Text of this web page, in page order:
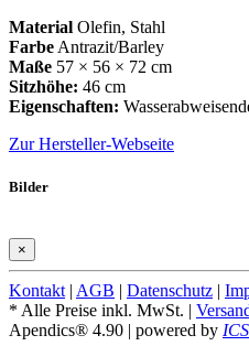
Material Olefin, Stahl
Farbe Antrazit/Barley
Maße 57 × 56 × 72 cm
Sitzhöhe: 46 cm
Eigenschaften:
Zur Hersteller-Webseite
Bilder
×
Kontakt | AGB | Datenschutz |
* Alle Preise inkl. MwSt. |
Apendics® 4.90 | powered by